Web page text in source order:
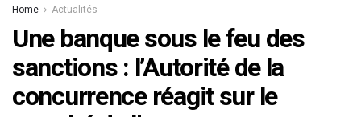
Home Actualités
Une banque sous le feu des
sanctions : l’Autorité de la
concurrence réagit sur le